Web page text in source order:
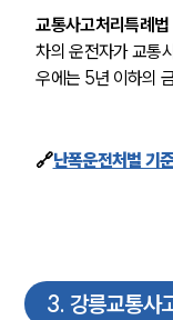
교통사고처리특례
차의 운전자가 교통
우에는 5년 이하의
🔗난폭운전처벌 기
3. 강릉교통사